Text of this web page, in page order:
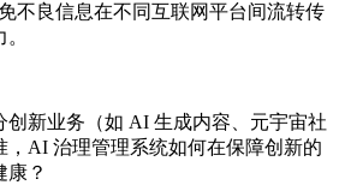
不良信息在不同互联网平台间流转传
创新业务（如 AI 生成内容、元宇宙社
，AI 治理管理系统如何在保障创新的
康？